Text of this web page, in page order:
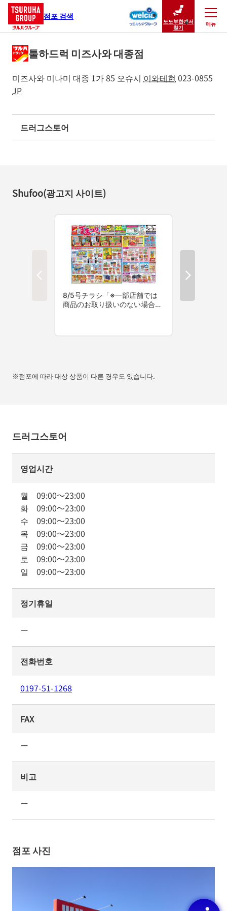
점포 검색
도도부현에서
찾기
메뉴
닫기
툴하드럭 미즈사와 대종점
미즈사와 미나미 대종 1가 85 오슈시 이와테현 023-0855
JP
드러그스토어
Shufoo(광고지 사이트)
※점포에 따라 대상 상품이 다른 경우도 있습니다.
드러그스토어
영업시간
월 09:00～23:00
화 09:00～23:00
수 09:00～23:00
목 09:00～23:00
금 09:00～23:00
토 09:00～23:00
일 09:00～23:00
정기휴일
ー
전화번호
0197-51-1268
FAX
ー
비고
ー
점포 사진